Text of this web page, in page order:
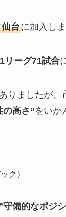
仙台に加入しま
リーグ71試合
りましたが、
の高さ”をいか
ク）
”守備的なポジ